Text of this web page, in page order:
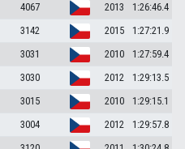
4067 2013
1:26:46.4
3142 2015
1:27:21.9
3031 2010
1:27:59.4
3030 2012
1:29:13.5
3015 2010
1:29:15.1
3004 2012
1:29:57.8